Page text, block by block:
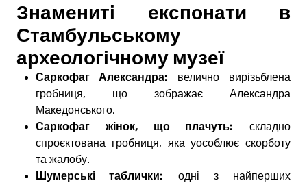
Знамениті експонати в
Стамбульському
археологічному музеї
Саркофаг Александра: велично вирізьблена
гробниця, що зображає Александра
Македонського.
Саркофаг жінок, що плачуть: складно
спроєктована гробниця, яка уособлює скорботу
та жалобу.
Шумерські таблички: одні з найперших